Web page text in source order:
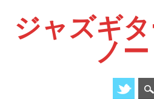
ジャズギ
ノー